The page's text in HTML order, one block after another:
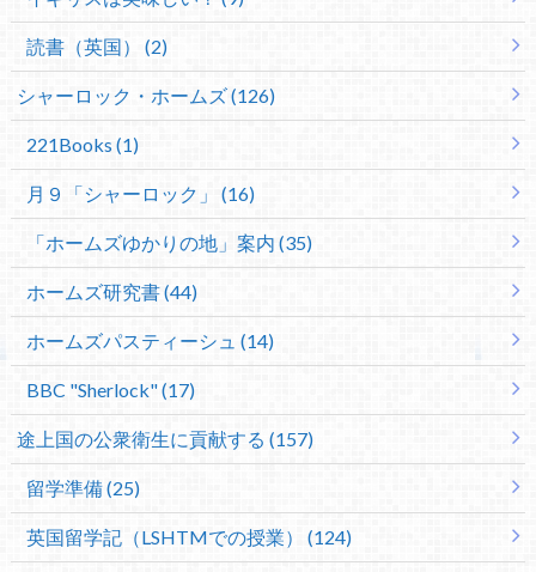
読書（英国） (2)
シャーロック・ホームズ (126)
221Books (1)
月９「シャーロック」 (16)
「ホームズゆかりの地」案内 (35)
ホームズ研究書 (44)
ホームズパスティーシュ (14)
BBC "Sherlock" (17)
途上国の公衆衛生に貢献する (157)
留学準備 (25)
英国留学記（LSHTMでの授業） (124)